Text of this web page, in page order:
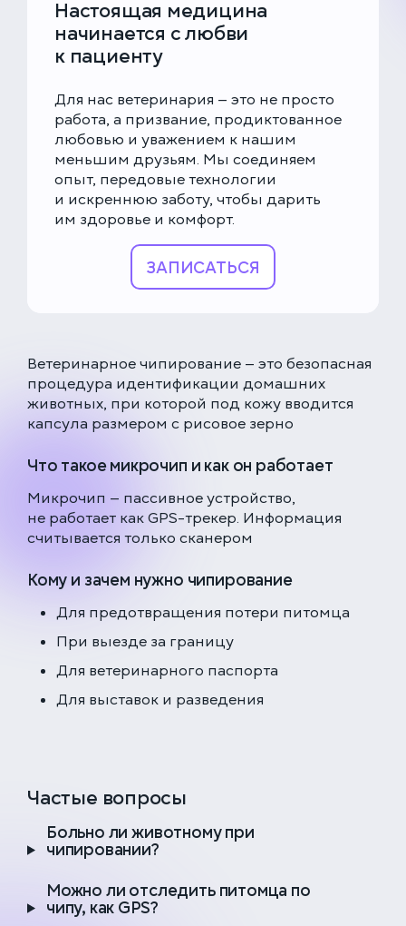
Настоящая медицина
начинается с любви
к пациенту
Для нас ветеринария — это не просто
работа, а призвание, продиктованное
любовью и уважением к нашим
меньшим друзьям. Мы соединяем
опыт, передовые технологии
и искреннюю заботу, чтобы дарить
им здоровье и комфорт.
ЗАПИСАТЬСЯ
Ветеринарное чипирование — это безопасная
процедура идентификации домашних
животных, при которой под кожу вводится
капсула размером с рисовое зерно
Что такое микрочип и как он работает
Микрочип — пассивное устройство,
не работает как GPS-трекер. Информация
считывается только сканером
Кому и зачем нужно чипирование
Для предотвращения потери питомца
При выезде за границу
Для ветеринарного паспорта
Для выставок и разведения
Частые вопросы
Больно ли животному при
чипировании?
Можно ли отследить питомца по
чипу, как GPS?